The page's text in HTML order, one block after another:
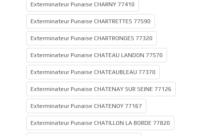
Exterminateur Punaise CHARNY 77410
Exterminateur Punaise CHARTRETTES 77590
Exterminateur Punaise CHARTRONGES 77320
Exterminateur Punaise CHATEAU LANDON 77570
Exterminateur Punaise CHATEAUBLEAU 77370
Exterminateur Punaise CHATENAY SUR SEINE 77126
Exterminateur Punaise CHATENOY 77167
Exterminateur Punaise CHATILLON LA BORDE 77820